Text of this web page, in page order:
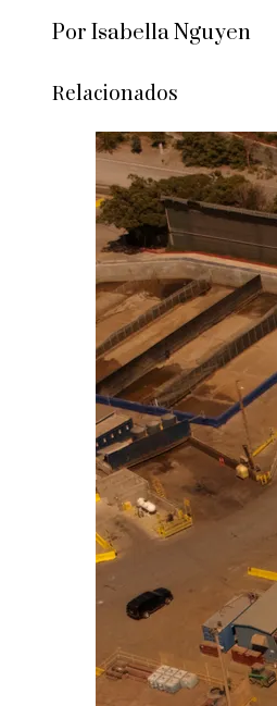
Por Isabella Nguyen
Relacionados